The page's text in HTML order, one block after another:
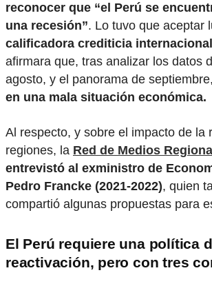
reconocer que “el Perú se
una recesión”. Lo tuvo que aceptar
calificadora crediticia internacional
afirmara que, tras analizar los datos
agosto, y el panorama de septiembre,
en una mala situación económica.
Al respecto, y sobre el impacto de la
regiones, la Red de Medios
entrevistó al exministro de
Pedro Francke (2021-2022), quien
compartió algunas propuestas para
El Perú requiere una política
reactivación, pero con tres